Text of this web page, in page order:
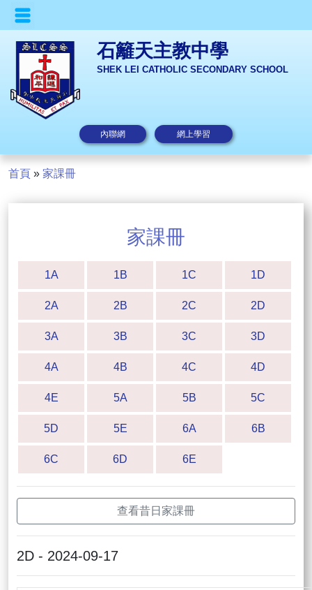
石籬天主教中學
SHEK LEI CATHOLIC SECONDARY SCHOOL
內聯網 網上學習
首頁 » 家課冊
家課冊
1A 1B 1C 1D
2A 2B 2C 2D
3A 3B 3C 3D
4A 4B 4C 4D
4E 5A 5B 5C
5D 5E 6A 6B
6C 6D 6E
查看昔日家課冊
2D - 2024-09-17